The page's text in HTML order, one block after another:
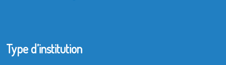
Type d’institution